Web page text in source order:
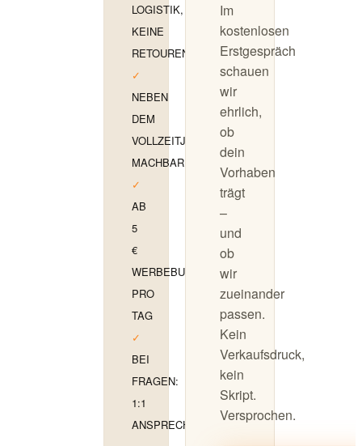
LOGISTIK,
KEINE
RETOUREN
✓
NEBEN
DEM
VOLLZEITJOB
MACHBAR
✓
AB
5
€
WERBEBUDGET
PRO
TAG
✓
BEI
FRAGEN:
1:1
ANSPRECHPARTNER
Im
kostenlosen
Erstgespräch
schauen
wir
ehrlich,
ob
dein
Vorhaben
trägt
–
und
ob
wir
zueinander
passen.
Kein
Verkaufsdruck,
kein
Skript.
Versprochen.